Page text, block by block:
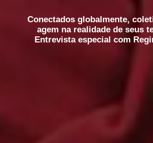
Conectados globalmente,
agem na realidade de seus
Entrevista especial com